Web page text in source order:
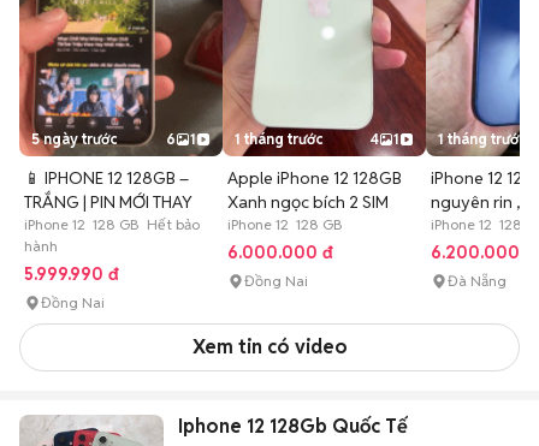
5 ngày trước 6 1
📱 IPHONE 12 128GB –
TRẮNG | PIN MỚI THAY
iPhone 12 128 GB Hết bảo
hành
5.999.990 đ
Đồng Nai
1 tháng trước 4 1
Apple iPhone 12 128GB
Xanh ngọc bích 2 SIM
iPhone 12 128 GB
6.000.000 đ
Đồng Nai
1 tháng trước
iPhone 12
nguyên rin ,
iPhone 12 128
6.200.000 đ
Đà Nẵng
Xem tin có video
Iphone 12 128Gb Quốc Tế